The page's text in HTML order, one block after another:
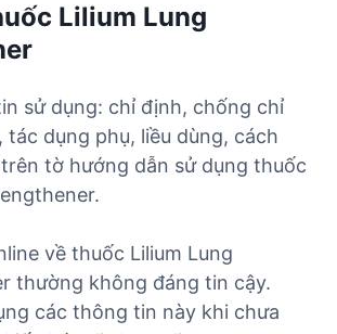
Lilium Lung
sử dụng: chỉ định, chống chỉ
tác dụng phụ, liều dùng, cách
tờ hướng dẫn sử dụng thuốc
về thuốc Lilium Lung
thường không đáng tin cậy.
các thông tin này khi chưa